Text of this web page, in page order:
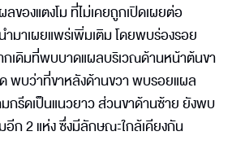
องแตงโม ที่ไม่เคยถูกเปิดเผยต่อ
าเผยแพร่เพิ่มเติม โดยพบร่องรอย
กเดิมที่พบบาดแผลบริเวณด้านหน้าต้นขา
พบว่าที่ขาหลังด้านขวา พบรอยแผล
รีดเป็นแนวยาว ส่วนขาด้านซ้าย ยังพบ
ก 2 แห่ง ซึ่งมีลักษณะใกล้เคียงกัน